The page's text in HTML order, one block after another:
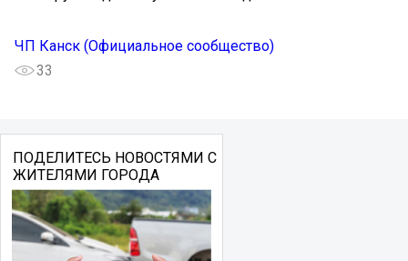
ЧП Канск (Официальное сообщество)
33
ПОДЕЛИТЕСЬ НОВОСТЯМИ С
ЖИТЕЛЯМИ ГОРОДА